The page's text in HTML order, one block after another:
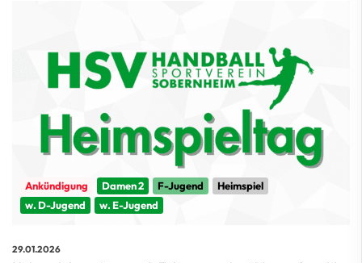
Ankündigung Damen 2 F-Jugend
Heimspiel
w. D-Jugend
w. E-Jugend
29.01.2026